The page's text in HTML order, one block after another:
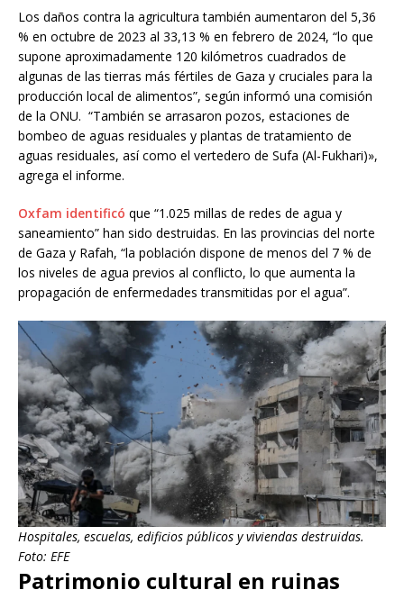
Los daños contra la agricultura también aumentaron del 5,36
% en octubre de 2023 al 33,13 % en febrero de 2024, “lo que
supone aproximadamente 120 kilómetros cuadrados de
algunas de las tierras más fértiles de Gaza y cruciales para la
producción local de alimentos”, según informó una comisión
de la ONU. “También se arrasaron pozos, estaciones de
bombeo de aguas residuales y plantas de tratamiento de
aguas residuales, así como el vertedero de Sufa (Al-Fukhari)»,
agrega el informe.
Oxfam identificó que “1.025 millas de redes de agua y
saneamiento” han sido destruidas. En las provincias del norte
de Gaza y Rafah, “la población dispone de menos del 7 % de
los niveles de agua previos al conflicto, lo que aumenta la
propagación de enfermedades transmitidas por el agua”.
Hospitales, escuelas, edificios públicos y viviendas destruidas.
Foto: EFE
Patrimonio cultural en ruinas